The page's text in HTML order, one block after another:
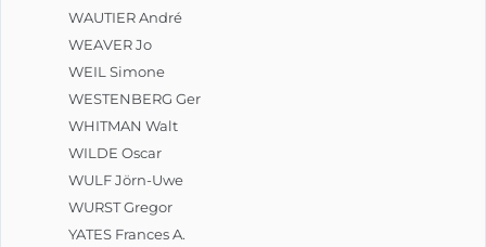
WAUTIER André
WEAVER Jo
WEIL Simone
WESTENBERG Ger
WHITMAN Walt
WILDE Oscar
WULF Jörn-Uwe
WURST Gregor
YATES Frances A.